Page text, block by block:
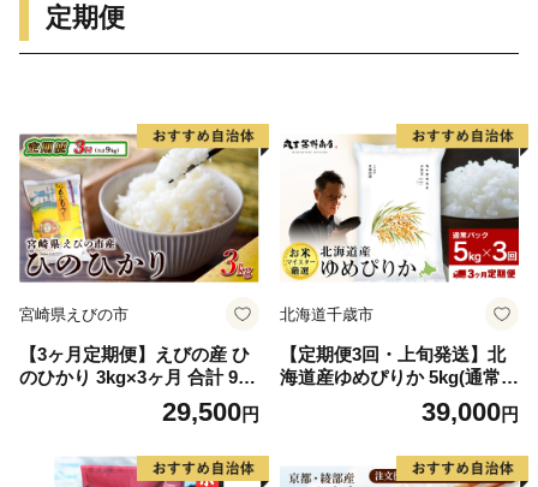
定期便
宮崎県えびの市
【3ヶ月定期便】えびの産 ひ
のひかり 3kg×3ヶ月 合計 9kg
定期便 米 お米 白米 ヒノヒカ
リ おにぎり お弁当 九州 宮崎
送料無料
29,500円
北海道千歳市
【定期便3回・上旬発送】北
海道産ゆめぴりか 5kg(通常パ
ック5kg×1袋) 特A お米 千歳
39,000円